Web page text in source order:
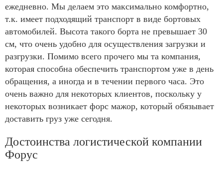
ежедневно. Мы делаем это максимально комфортно,
т.к. имеет подходящий транспорт в виде бортовых
автомобилей. Высота такого борта не превышает 30
см, что очень удобно для осуществления загрузки и
разгрузки. Помимо всего прочего мы та компания,
которая способна обеспечить транспортом уже в день
обращения, а иногда и в течении первого часа. Это
очень важно для некоторых клиентов, поскольку у
некоторых возникает форс мажор, который обязывает
доставить груз уже сегодня.
Достоинства логистической компании
Форус